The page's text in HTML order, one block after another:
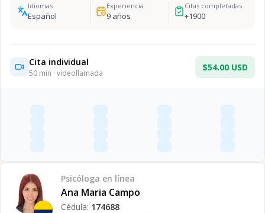
Idiomas
Español
Experiencia
9años
Citas completadas
+1900
Cita individual
50 min · videollamada
$54.00 USD
Psicóloga en línea
Ana Maria Campo
Cédula: 174688